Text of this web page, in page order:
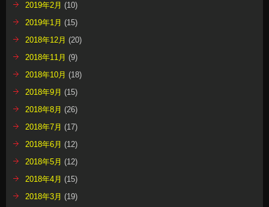
2019年2月 (10)
2019年1月 (15)
2018年12月 (20)
2018年11月 (9)
2018年10月 (18)
2018年9月 (15)
2018年8月 (26)
2018年7月 (17)
2018年6月 (12)
2018年5月 (12)
2018年4月 (15)
2018年3月 (19)